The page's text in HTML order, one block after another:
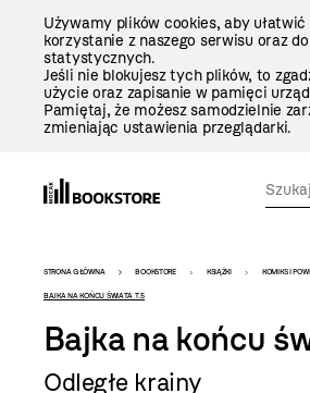
Używamy plików cookies, aby ułatwić
korzystanie z naszego serwisu oraz
statystycznych.
Jeśli nie blokujesz tych plików, to
użycie oraz zapisanie w pamięci
Pamiętaj, że możesz samodzielnie
zmieniając ustawienia przeglądarki.
Bookstore
-
szablon
szczegóły
STRONA GŁÓWNA BOOKSTORE KSIĄŻKI KOMIKS I
BAJKA NA KOŃCU ŚWIATA T.5
Bajka na końcu
Odległe krainy